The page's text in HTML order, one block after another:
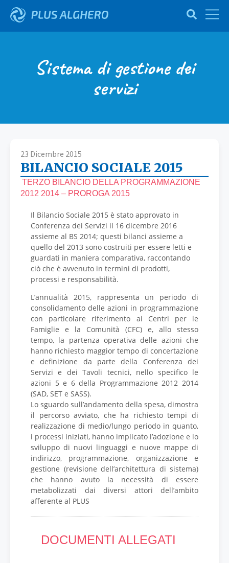
Sistema di gestione dei
servizi
23 Dicembre 2015
BILANCIO SOCIALE 2015
TERZO BILANCIO DELLA PROGRAMMAZIONE
2012 2014 – PROROGA 2015
Il Bilancio Sociale 2015 è stato approvato in
Conferenza dei Servizi il 16 dicembre 2016
assieme al BS 2014; questi bilanci assieme a
quello del 2013 sono costruiti per essere letti e
guardati in maniera comparativa, raccontando
ciò che è avvenuto in termini di prodotti,
processi e responsabilità.
L’annualità 2015, rappresenta un periodo di
consolidamento delle azioni in programmazione
con particolare riferimento ai Centri per le
Famiglie e la Comunità (CFC) e, allo stesso
tempo, la partenza operativa delle azioni che
hanno richiesto maggior tempo di concertazione
e definizione da parte della Conferenza dei
Servizi e dei Tavoli tecnici, nello specifico le
azioni 5 e 6 della Programmazione 2012 2014
(SAD, SET e SASS).
Lo sguardo sull’andamento della spesa, dimostra
il percorso avviato, che ha richiesto tempi di
realizzazione di medio/lungo periodo in quanto,
i processi iniziati, hanno implicato l’adozione e lo
sviluppo di nuovi linguaggi e nuove mappe di
indirizzo, programmazione, organizzazione e
gestione (revisione dell’architettura di sistema)
che hanno avuto la necessità di essere
metabolizzati dai diversi attori dell’ambito
afferente al PLUS
DOCUMENTI ALLEGATI